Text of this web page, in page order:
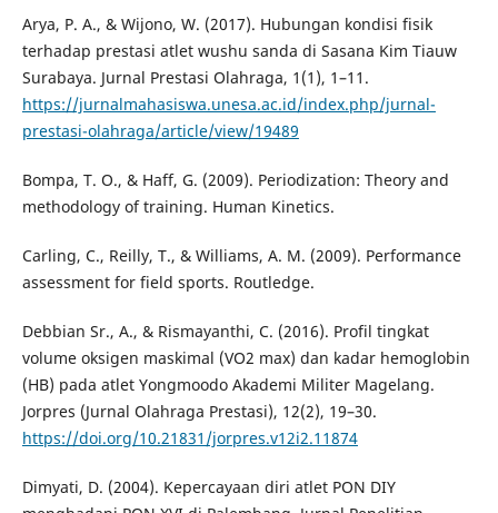
Arya, P. A., & Wijono, W. (2017). Hubungan kondisi fisik
terhadap prestasi atlet wushu sanda di Sasana Kim Tiauw
Surabaya. Jurnal Prestasi Olahraga, 1(1), 1–11.
https://jurnalmahasiswa.unesa.ac.id/index.php/jurnal-
prestasi-olahraga/article/view/19489
Bompa, T. O., & Haff, G. (2009). Periodization: Theory and
methodology of training. Human Kinetics.
Carling, C., Reilly, T., & Williams, A. M. (2009). Performance
assessment for field sports. Routledge.
Debbian Sr., A., & Rismayanthi, C. (2016). Profil tingkat
volume oksigen maskimal (VO2 max) dan kadar hemoglobin
(HB) pada atlet Yongmoodo Akademi Militer Magelang.
Jorpres (Jurnal Olahraga Prestasi), 12(2), 19–30.
https://doi.org/10.21831/jorpres.v12i2.11874
Dimyati, D. (2004). Kepercayaan diri atlet PON DIY